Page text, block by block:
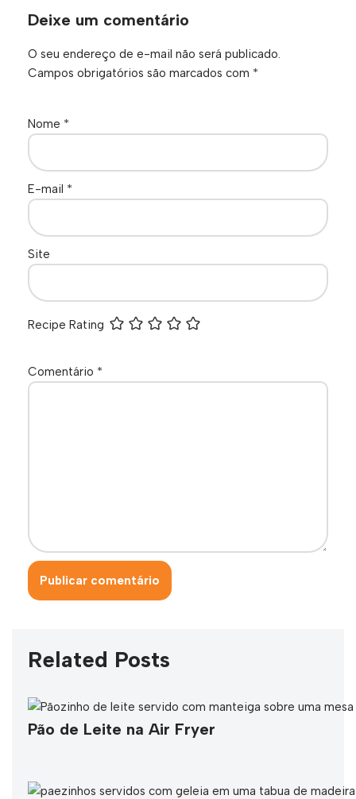
Deixe um comentário
O seu endereço de e-mail não será publicado.
Campos obrigatórios são marcados com *
Nome *
E-mail *
Site
Recipe Rating
Comentário *
Related Posts
Pão de Leite na Air Fryer